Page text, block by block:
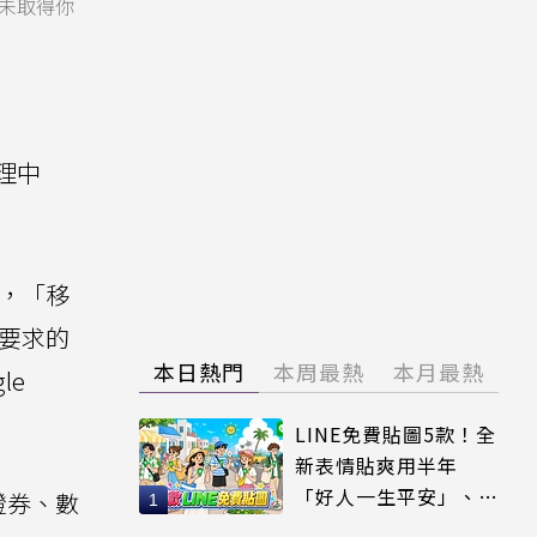
取得你
中
「移
求的
、數
本日熱門 本周最熱 本月最熱
LINE免費貼圖5款！全
新表情貼爽用半年
「好人一生平安」、